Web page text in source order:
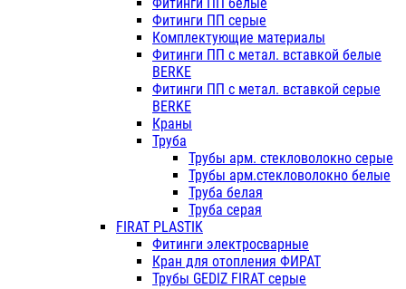
Фитинги ПП серые
Комплектующие материалы
Фитинги ПП с метал. вставкой белые
BERKE
Фитинги ПП с метал. вставкой серые
BERKE
Краны
Труба
Трубы арм. стекловолокно серые
Трубы арм.стекловолокно белые
Труба белая
Труба серая
FIRAT PLASTIK
Фитинги электросварные
Кран для отопления ФИРАТ
Трубы GEDIZ FIRAT серые